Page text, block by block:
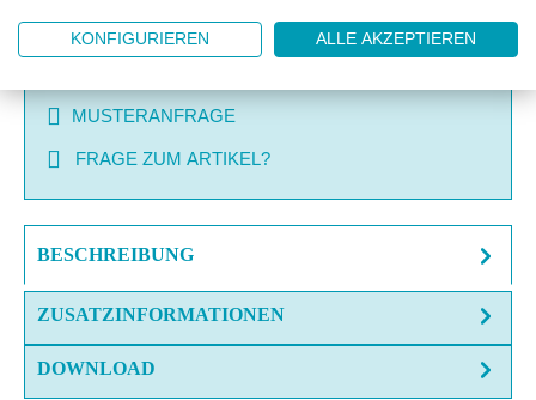
MUSTERANFRAGE
FRAGE ZUM ARTIKEL?
BESCHREIBUNG
ZUSATZINFORMATIONEN
DOWNLOAD
KONFIGURIEREN ALLE AKZEPTIEREN